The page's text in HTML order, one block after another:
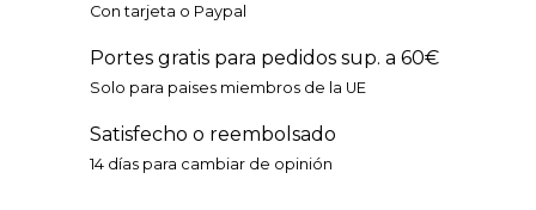
Con tarjeta o Paypal
Portes gratis para pedidos sup. a 60€
Solo para paises miembros de la UE
Satisfecho o reembolsado
14 días para cambiar de opinión